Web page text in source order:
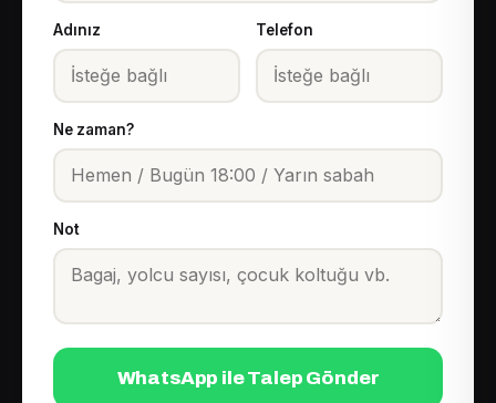
Adınız Telefon
Ne zaman?
Not
WhatsApp ile Talep Gönder